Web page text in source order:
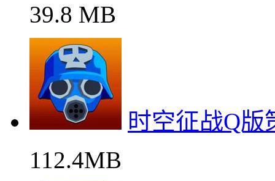
39.8 MB
时空征战Q
112.4MB